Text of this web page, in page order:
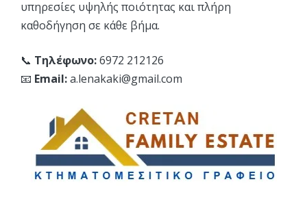
υπηρεσίες υψηλής ποιότητας και πλήρη
καθοδήγηση σε κάθε βήμα.
📞 Τηλέφωνο:6972 212126
📧 Email:a.lenakaki@gmail.com